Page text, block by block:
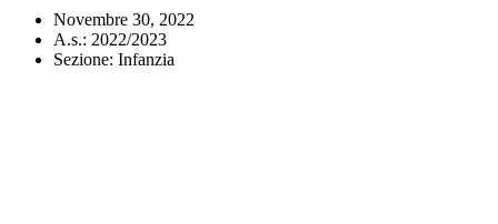
Novembre 30, 2022
A.s.: 2022/2023
Sezione: Infanzia